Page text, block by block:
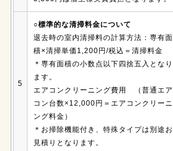
5
○標準的な清掃料金について
退去時の室内清掃料の計算方法：専有面
積×清掃単価1,200円/税込＝清掃料金
＊専有面積の小数点以下四捨五入となり
ます。
エアコンクリーニング費用 （普通エア
コン台数×12,000円＝エアコンクリーニ
ング料金）
＊お掃除機能付き、特殊タイプは別途お
見積りとなります。